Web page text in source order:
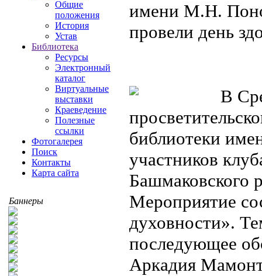
Общие
положения
История
Устав
Библиотека
Ресурсы
Электронный
каталог
Виртуальные
выставки
Краеведение
Полезные
ссылки
Фотогалерея
Поиск
Контакты
Карта сайта
Баннеры
имени М.Н.
провели день
В
библиотеки
участников
Башмаковского
Мероприятие
духовности».
последующее
Аркадия